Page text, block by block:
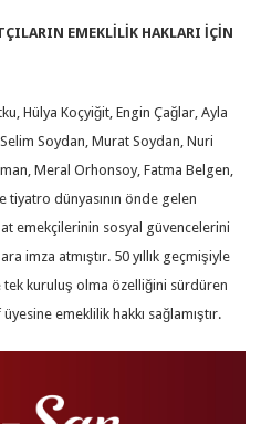
EMEKLİLİK HAKLARI İÇİN
Hülya Koçyiğit, Engin Çağlar, Ayla
Soydan, Murat Soydan, Nuri
Meral Orhonsoy, Fatma Belgen,
tiyatro dünyasının önde gelen
emekçilerinin sosyal güvencelerini
imza atmıştır. 50 yıllık geçmişiyle
tek kuruluş olma özelliğini sürdüren
emeklilik hakkı sağlamıştır.